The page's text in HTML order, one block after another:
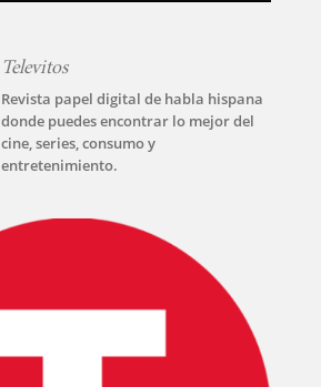
Televitos
Revista papel digital de habla hispana
donde puedes encontrar lo mejor del
cine, series, consumo y
entretenimiento.